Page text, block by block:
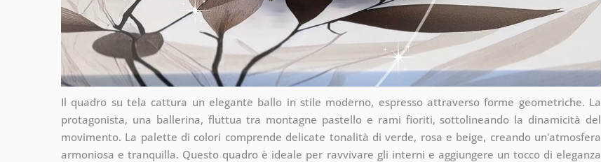
Il quadro su tela cattura un elegante ballo in stile moderno, espresso attraverso forme geometriche. La
protagonista, una ballerina, fluttua tra montagne pastello e rami fioriti, sottolineando la dinamicità del
movimento. La palette di colori comprende delicate tonalità di verde, rosa e beige, creando un'atmosfera
armoniosa e tranquilla. Questo quadro è ideale per ravvivare gli interni e aggiungere un tocco di eleganza